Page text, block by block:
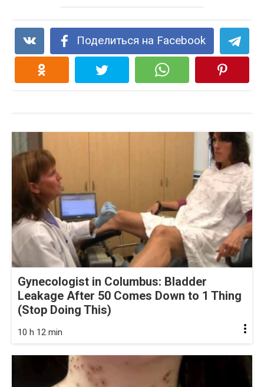
Поделиться на Facebook
Gynecologist in Columbus: Bladder
Leakage After 50 Comes Down to 1 Thing
(Stop Doing This)
10 h 12 min